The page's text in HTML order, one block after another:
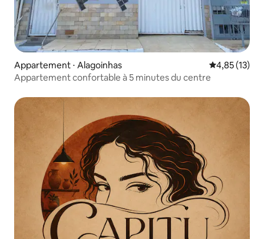
Appartement ⋅ Alagoinhas Évaluation
4,85 (13)
Appartement confortable à 5 minutes du centre